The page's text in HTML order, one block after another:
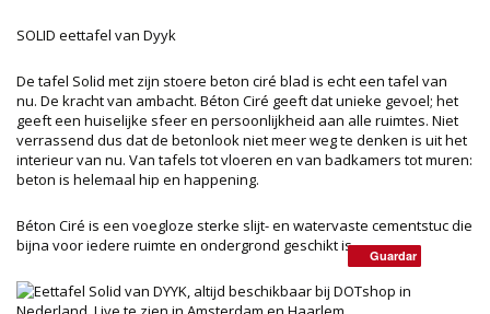
SOLID eettafel van Dyyk
De tafel Solid met zijn stoere beton ciré blad is echt een tafel van
nu. De kracht van ambacht. Béton Ciré geeft dat unieke gevoel; het
geeft een huiselijke sfeer en persoonlijkheid aan alle ruimtes. Niet
verrassend dus dat de betonlook niet meer weg te denken is uit het
interieur van nu. Van tafels tot vloeren en van badkamers tot muren:
beton is helemaal hip en happening.
Béton Ciré is een voegloze sterke slijt- en watervaste cementstuc die
bijna voor iedere ruimte en ondergrond geschikt is.
Guardar
Guardar